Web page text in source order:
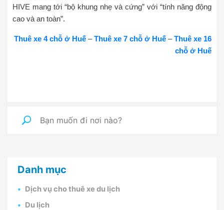
HIVE mang tới “bộ khung nhẹ và cứng” với “tính năng động
cao và an toàn”.
Thuê xe 4 chỗ ở Huế –Thuê xe 7 chỗ ở Huế –Thuê xe 16
chỗ ở Huế
Danh mục
Dịch vụ cho thuê xe du lịch
Du lịch